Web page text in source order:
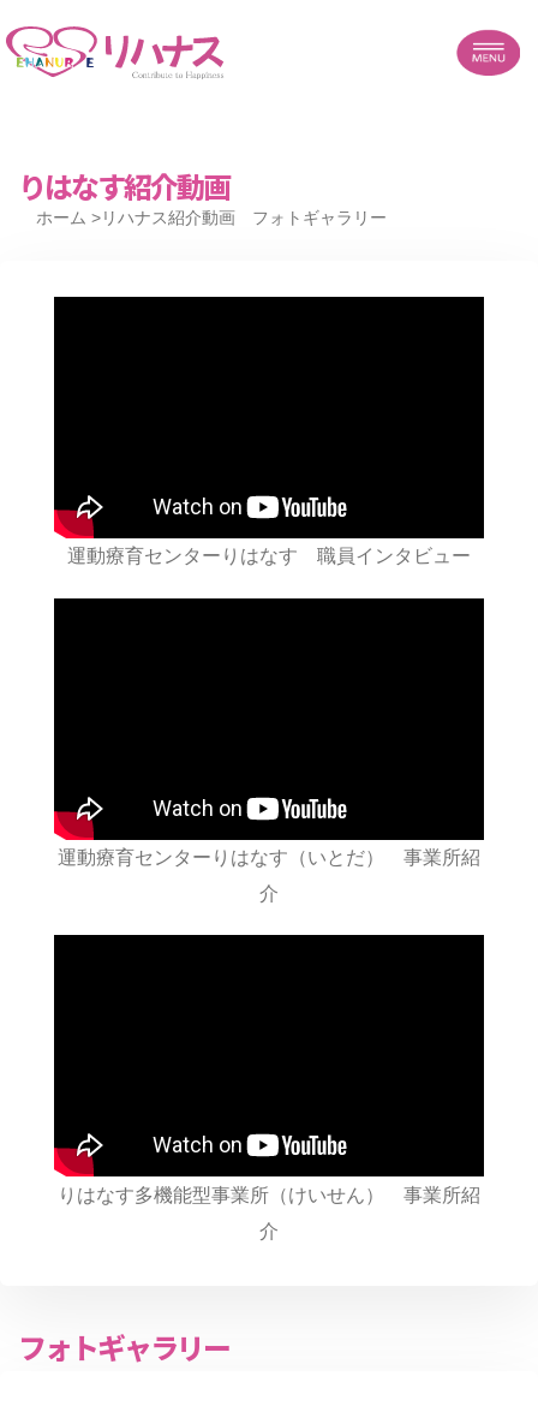
りはなす紹介動画
ホーム >リハナス紹介動画 フォトギャラリー
運動療育センターりはなす 職員インタビュー
運動療育センターりはなす（いとだ） 事業所紹
介
りはなす多機能型事業所（けいせん） 事業所紹
介
フォトギャラリー